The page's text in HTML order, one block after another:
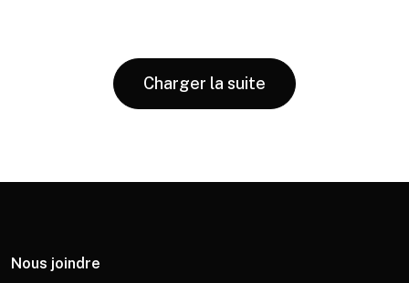
Charger la suite
Nous joindre